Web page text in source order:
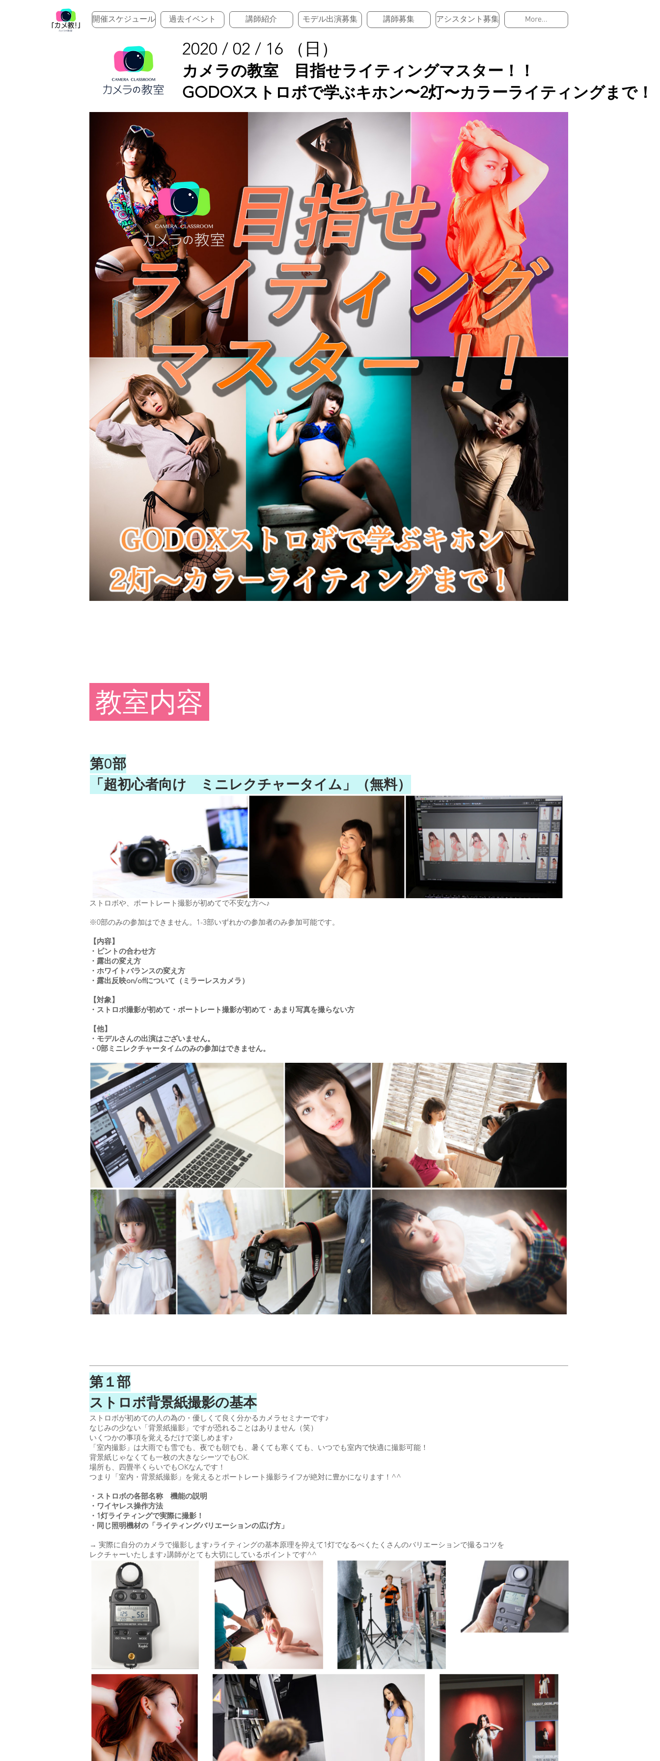
開催スケジュール 過去イベント 講師紹介 モデル出演募集 講師募集 アシスタント募集 More...
2020 / 02 / 16 （日）
カメラの教室 目指せライティングマスター！！
GODOXストロボで学ぶキホン〜2灯〜カラーライティングまで！
​ 教室内容
第0部
​「超初心者向け ミニレクチャータイム」（無料）
ストロボや、ポートレート撮影が初めてで不安な方へ♪
※0部のみの参加はできません。1-3部いずれかの参加者のみ参加可能です。
【内容】
・ピントの合わせ方
・露出の変え方
・ホワイトバランスの変え方
・露出反映on/offについて（ミラーレスカメラ）
【対象】
・ストロボ撮影が初めて・ポートレート撮影が初めて・あまり写真を撮らない方
【他】
・モデルさんの出演はございません。
・0部ミニレクチャータイムのみの参加はできません。
第１部
ストロボ背景紙撮影の基本
ストロボが初めての人の為の・優しくて良く分かるカメラセミナーです♪
なじみの少ない「背景紙撮影」ですが恐れることはありません（笑）
いくつかの事項を覚えるだけで楽しめます♪
「室内撮影」は大雨でも雪でも、夜でも朝でも、暑くても寒くても、いつでも室内で快適に撮影可能！
背景紙じゃなくても一枚の大きなシーツでもOK.
場所も、四畳半くらいでもOKなんです！
つまり「室内・背景紙撮影」を覚えるとポートレート撮影ライフが絶対に豊かになります！^^
・ストロボの各部名称 機能の説明
・ワイヤレス操作方法
・1灯ライティングで実際に撮影！
・同じ照明機材の「ライティングバリエーションの広げ方」
→ 実際に自分のカメラで撮影します♪ライティングの基本原理を抑えて1灯でなるべくたくさんのバリエーションで撮るコツを
レクチャーいたします♪講師がとても大切にしているポイントです^^